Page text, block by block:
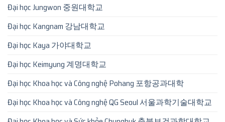
Đại học Jungwon 중원대학교
Đại học Kangnam 강남대학교
Đại học Kaya 가야대학교
Đại học Keimyung 계명대학교
Đại học Khoa học và Công nghệ Pohang 포항공과대학
Đại học Khoa học và Công nghệ QG Seoul 서울과학기술대학교